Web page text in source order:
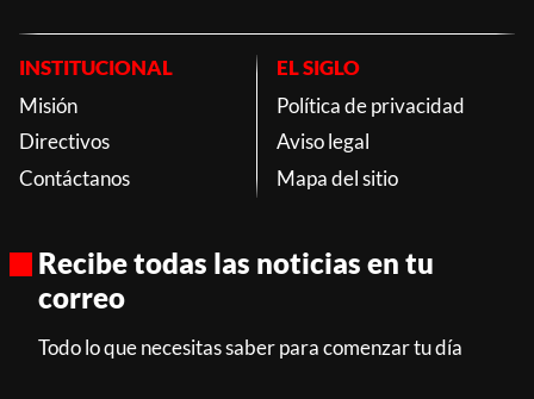
INSTITUCIONAL
Misión
Directivos
Contáctanos
EL SIGLO
Política de privacidad
Aviso legal
Mapa del sitio
Recibe todas las noticias en tu
correo
Todo lo que necesitas saber para comenzar tu día